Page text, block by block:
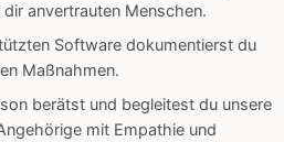
anvertrauten Menschen.
Software dokumentierst du
Maßnahmen.
berätst und begleitest du unsere
mit Empathie und